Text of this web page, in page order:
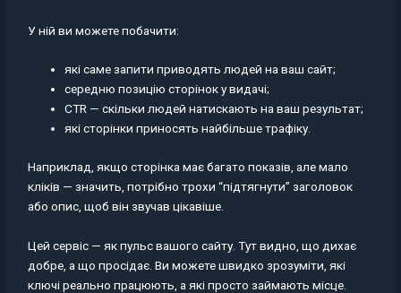
У ній ви можете побачити:
які саме запити приводять людей на ваш сайт;
середню позицію сторінок у видачі;
CTR — скільки людей натискають на ваш результат;
які сторінки приносять найбільше трафіку.
Наприклад, якщо сторінка має багато показів, але мало
кліків — значить, потрібно трохи “підтягнути” заголовок
або опис, щоб він звучав цікавіше.
Цей сервіс — як пульс вашого сайту. Тут видно, що дихає
добре, а що просідає. Ви можете швидко зрозуміти, які
ключі реально працюють, а які просто займають місце.